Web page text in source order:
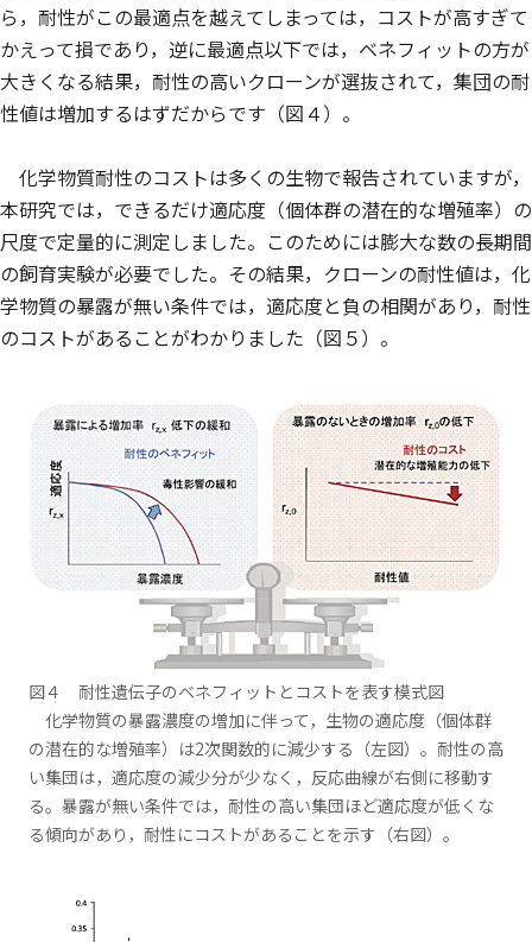
ら，耐性がこの最適点を越えてしまっては，コストが高すぎて
かえって損であり，逆に最適点以下では，ベネフィットの方が
大きくなる結果，耐性の高いクローンが選抜されて，集団の耐
性値は増加するはずだからです（図４）。
化学物質耐性のコストは多くの生物で報告されていますが，
本研究では，できるだけ適応度（個体群の潜在的な増殖率）の
尺度で定量的に測定しました。このためには膨大な数の長期間
の飼育実験が必要でした。その結果，クローンの耐性値は，化
学物質の暴露が無い条件では，適応度と負の相関があり，耐性
のコストがあることがわかりました（図５）。
図４ 耐性遺伝子のベネフィットとコストを表す模式図
化学物質の暴露濃度の増加に伴って，生物の適応度（個体群
の潜在的な増殖率）は2次関数的に減少する（左図）。耐性の高
い集団は，適応度の減少分が少なく，反応曲線が右側に移動す
る。暴露が無い条件では，耐性の高い集団ほど適応度が低くな
る傾向があり，耐性にコストがあることを示す（右図）。